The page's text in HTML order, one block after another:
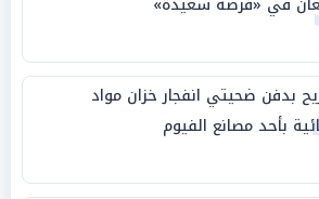
بدفن ضحيتي انفجار خزان مواد
بأحد مصانع الفيوم